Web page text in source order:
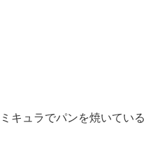
キュラでパンを焼いている